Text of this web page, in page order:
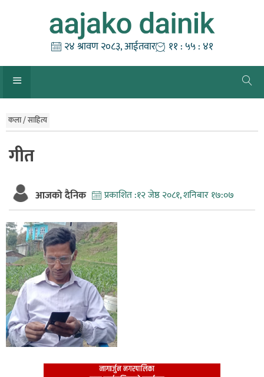
२४ श्रावण २०८३, आईतवार ११ : ५५ : ४२
कला / साहित्य
गीत
आजको दैनिक प्रकाशित :१२ जेष्ठ २०८१, शनिबार १७:०७